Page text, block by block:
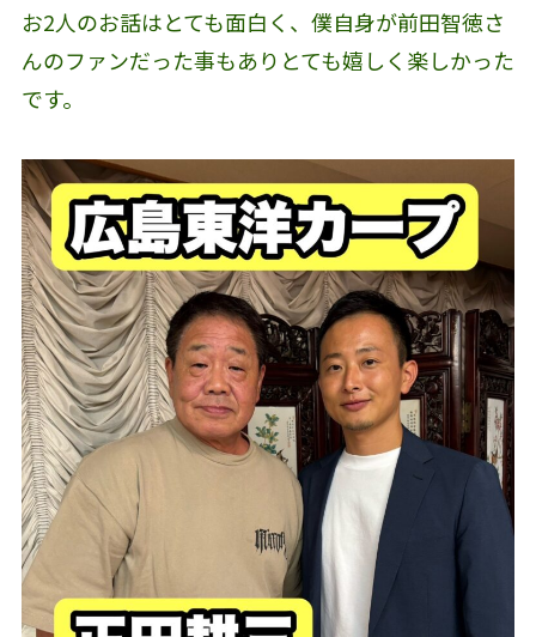
お2人のお話はとても面白く、僕自身が前田智徳さ
んのファンだった事もありとても嬉しく楽しかった
です。